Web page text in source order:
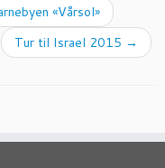
«Vårsol»
Tur til Israel 2015 →